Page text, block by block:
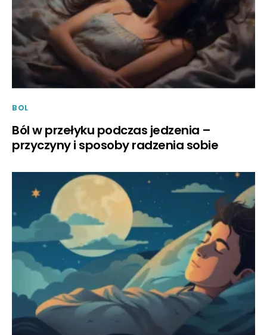
BOL
Ból w przełyku podczas jedzenia –
przyczyny i sposoby radzenia sobie